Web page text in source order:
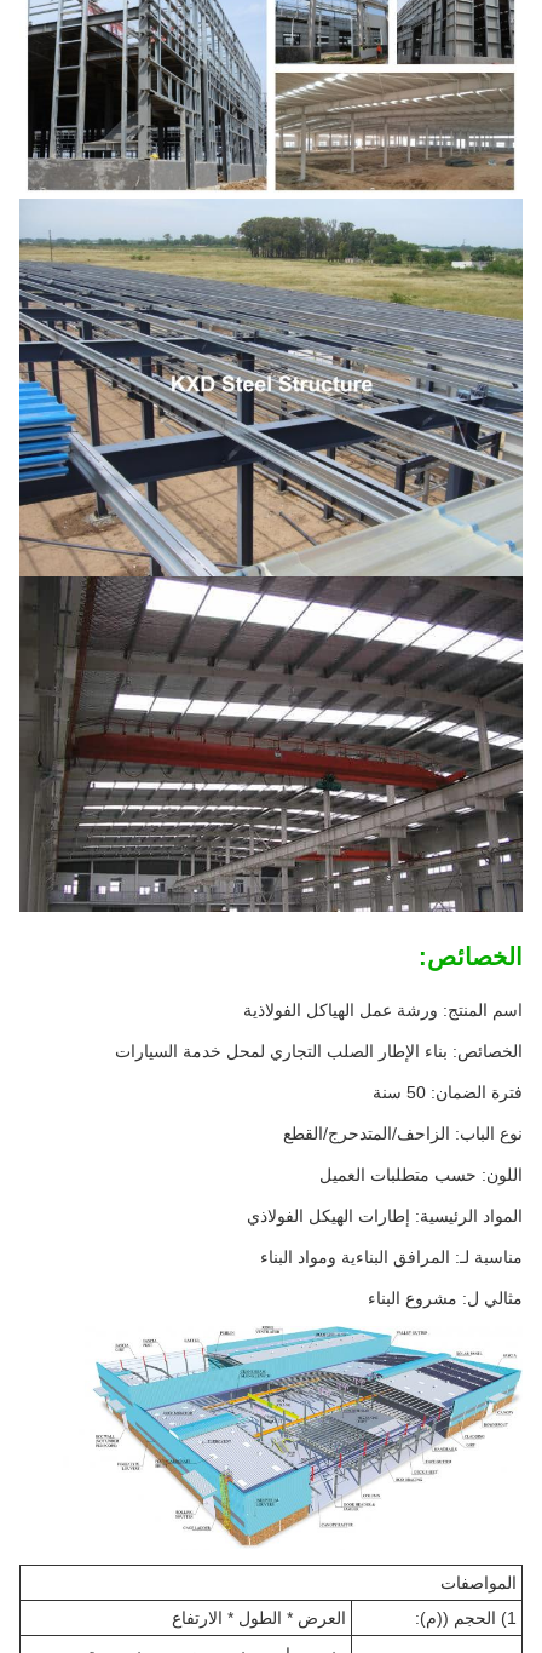
الخصائص:
اسم المنتج: ورشة عمل الهياكل الفولاذية
الخصائص: بناء الإطار الصلب التجاري لمحل خدمة السيارات
فترة الضمان: 50 سنة
نوع الباب: الزاحف/المتدحرج/القطع
اللون: حسب متطلبات العميل
المواد الرئيسية: إطارات الهيكل الفولاذي
مناسبة لـ: المرافق البناءية ومواد البناء
مثالي ل: مشروع البناء
المواصفات
1) الحجم ((م):
العرض * الطول * الارتفاع